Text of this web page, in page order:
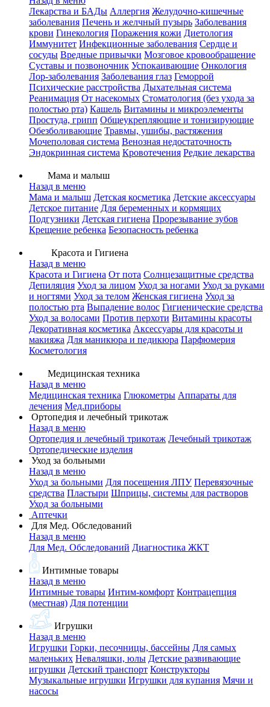
Лекарства и БАДы Аллергия Желудочно-кишечные
заболевания Печень и желчный пузырь Заболевания
крови Гинекология Поражения кожи Диетология
Иммунитет Инфекционные заболевания Сердце и
сосуды Вредные привычки Мозговое кровообращение
Суставы и позвоночник Успокаивающие Онкология
Лор-заболевания Заболевания глаз Геморрой
Психические расстройства Дыхательная система
Реанимация От насекомых Стоматология (без ухода за
полостью рта) Кашель Витамины и микроэлементы
Простуда, грипп Общеукрепляющие и тонизирующие
Обезболивающие Травмы, ушибы, растяжения
Мочеполовая система Венозная недостаточность
Эндокринная система Кровотечения Редкие лекарства
Мама и малыш
Назад в меню
Мама и малыш Детская косметика Детские аксессуары
Детское питание Для беременных и кормящих
Подгузники Детская гигиена Прорезывание зубов
Крещение ребенка Безопасность ребенка
Красота и Гигиена
Назад в меню
Красота и Гигиена От пота Солнцезащитные средства
Депиляция Уход за лицом Уход за ногами Уход за руками
и ногтями Уход за телом Женская гигиена Уход за
полостью рта Выпадение волос Гигиенические средства
Уход за волосами Против перхоти Витамины красоты
Декоративная косметика Аксессуары для красоты и
макияжа Для маникюра и педикюра Парфюмерия
Косметология
Медицинская техника
Назад в меню
Медицинская техника Глюкометры Аппараты для
лечения Мед.приборы
Ортопедия и лечебный трикотаж
Назад в меню
Ортопедия и лечебный трикотаж Лечебный трикотаж
Ортопедические изделия
Уход за больными
Назад в меню
Уход за больными Для посещения ЛПУ Перевязочные
средства Пластыри Шприцы, системы для растворов
Уход за больными
Аптечки
Для Мед. Обследований
Назад в меню
Для Мед. Обследований Диагностика ЖКТ
Интимные товары
Назад в меню
Интимные товары Интим-комфорт Контрацепция
(местная) Для потенции
Игрушки
Назад в меню
Игрушки Горки, песочницы, бассейны Для самых
маленьких Неваляшки, юлы Детские развивающие
игрушки Детский транспорт Конструкторы
Музыкальные игрушки Игрушки для купания Мячи и
насосы